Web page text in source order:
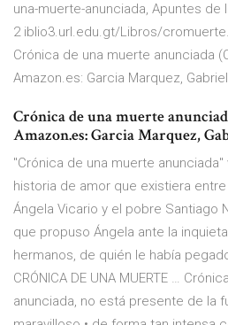
una-muerte-anunciada, Apuntes de
2 iblio3.url.edu.gt/Libros/
Crónica de una muerte anunciada
Amazon.es: Garcia Marquez,
Crónica de una muerte
Amazon.es: Garcia Marquez,
"Crónica de una muerte
historia de amor que existiera
Ángela Vicario y el pobre Santiago
que propuso Ángela ante la
hermanos, de quién le había
CRÓNICA DE UNA MUERTE …
anunciada, no está presente de la